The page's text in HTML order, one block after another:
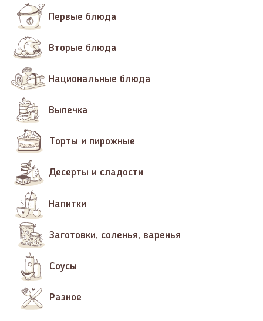
Первые блюда
Вторые блюда
Национальные блюда
Выпечка
Торты и пирожные
Десерты и сладости
Напитки
Заготовки, соленья, варенья
Соусы
Разное